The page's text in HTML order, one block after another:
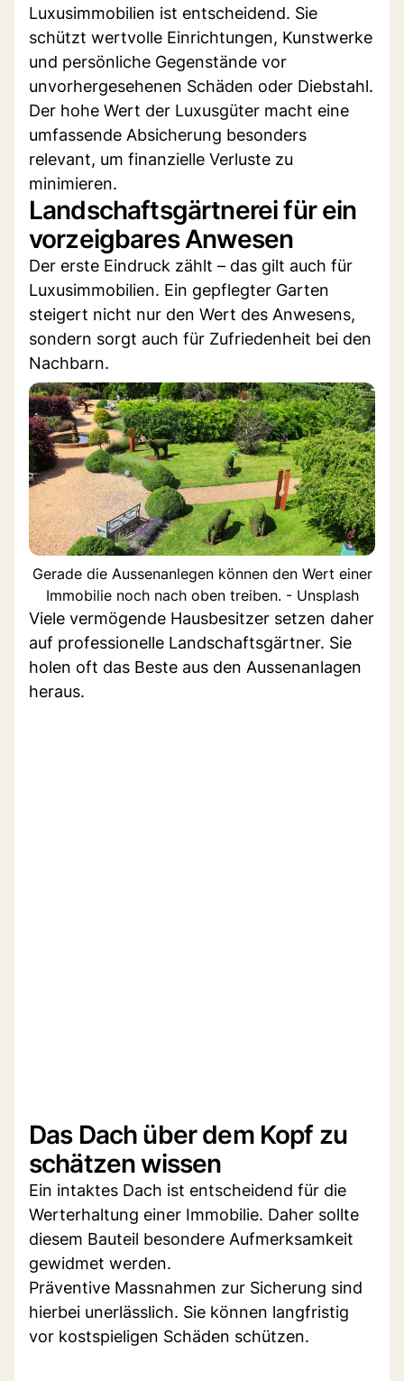
Luxusimmobilien ist entscheidend. Sie
schützt wertvolle Einrichtungen, Kunstwerke
und persönliche Gegenstände vor
unvorhergesehenen Schäden oder Diebstahl.
Der hohe Wert der Luxusgüter macht eine
umfassende Absicherung besonders
relevant, um finanzielle Verluste zu
minimieren.
Landschaftsgärtnerei für ein
vorzeigbares Anwesen
Der erste Eindruck zählt – das gilt auch für
Luxusimmobilien. Ein gepflegter Garten
steigert nicht nur den Wert des Anwesens,
sondern sorgt auch für Zufriedenheit bei den
Nachbarn.
Gerade die Aussenanlegen können den Wert einer
Immobilie noch nach oben treiben. - Unsplash
Viele vermögende Hausbesitzer setzen daher
auf professionelle Landschaftsgärtner. Sie
holen oft das Beste aus den Aussenanlagen
heraus.
Das Dach über dem Kopf zu
schätzen wissen
Ein intaktes Dach ist entscheidend für die
Werterhaltung einer Immobilie. Daher sollte
diesem Bauteil besondere Aufmerksamkeit
gewidmet werden.
Präventive Massnahmen zur Sicherung sind
hierbei unerlässlich. Sie können langfristig
vor kostspieligen Schäden schützen.